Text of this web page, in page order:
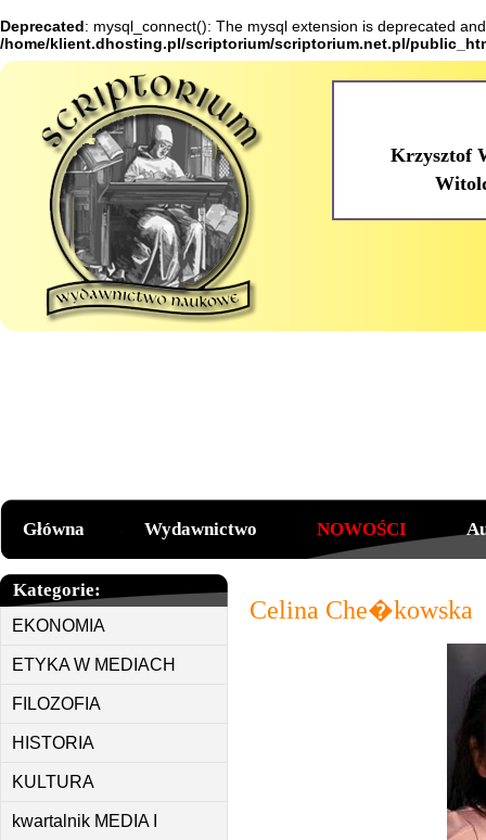
Deprecated: mysql_connect(): The mysql extension is deprecated
/home/klient.dhosting.pl/scriptorium/scriptorium.net.pl/
Krzysztof
Główna Wydawnictwo NOWOŚCI
Kategorie:
EKONOMIA
ETYKA W MEDIACH
FILOZOFIA
HISTORIA
KULTURA
kwartalnik MEDIA I
Celina Che�kowska